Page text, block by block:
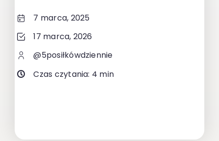
7 marca, 2025
17 marca, 2026
@5posiłkówdziennie
Czas czytania: 4 min